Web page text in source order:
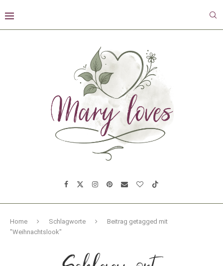
Home Schlagworte
Beitrag getagged mit
"Weihnachtslook"